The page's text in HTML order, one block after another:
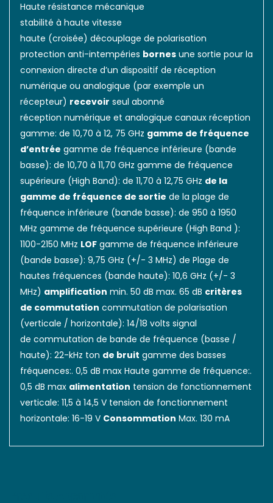
Haute résistance mécanique
stabilité à haute vitesse
haute (croisée) découplage de polarisation
protection anti-intempéries bornes une sortie pour la
connexion directe d’un dispositif de réception
numérique ou analogique (par exemple un
récepteur) recevoir seul abonné
réception numérique et analogique canaux réception
gamme: de 10,70 à 12, 75 GHz gamme de fréquence
d’entrée gamme de fréquence inférieure (bande
basse): de 10,70 à 11,70 GHz gamme de fréquence
supérieure (High Band): de 11,70 à 12,75 GHz de la
gamme de fréquence de sortie de la plage de
fréquence inférieure (bande basse): de 950 à 1950
MHz gamme de fréquence supérieure (High Band ):
1100-2150 MHz LOF gamme de fréquence inférieure
(bande basse): 9,75 GHz (+/- 3 MHz) de Plage de
hautes fréquences (bande haute): 10,6 GHz (+/- 3
MHz) amplification min. 50 dB max. 65 dB critères
de commutation commutation de polarisation
(verticale / horizontale): 14/18 volts signal
de commutation de bande de fréquence (basse /
haute): 22-kHz ton de bruit gamme des basses
fréquences:. 0,5 dB max Haute gamme de fréquence:.
0,5 dB max alimentation tension de fonctionnement
verticale: 11,5 à 14,5 V tension de fonctionnement
horizontale: 16-19 V Consommation Max. 130 mA